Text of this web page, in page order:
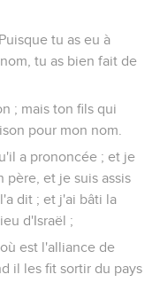
tu as eu à
tu as bien fait de
; mais ton fils qui
pour mon nom.
a prononcée ; et je
père, et je suis assis
dit ; et j'ai bâti la
d'Israël ;
est l'alliance de
il les fit sortir du pays